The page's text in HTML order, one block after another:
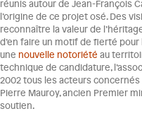
réunis autour de Jean-François
l’origine de ce projet osé. Des
reconnaître la valeur de
d’en faire un motif de fierté
une nouvelle notoriété au
technique de candidature,
2002 tous les acteurs concernés
Pierre Mauroy, ancien Premier
soutien.